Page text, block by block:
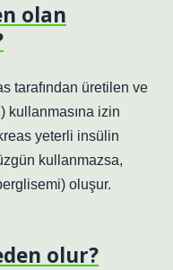
olan
tarafından üretilen ve
kullanmasına izin
yeterli insülin
kullanmazsa,
oluşur.
olur?